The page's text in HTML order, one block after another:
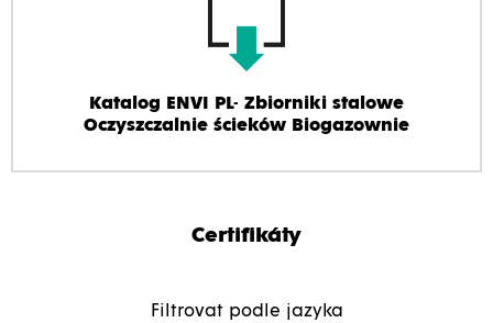
Katalog ENVI PL- Zbiorniki stalowe
Oczyszczalnie ścieków Biogazownie
Certifikáty
Filtrovat podle jazyka